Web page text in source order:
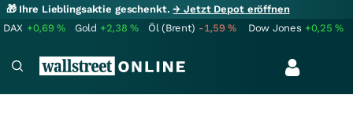
🎁 Ihre Lieblingsaktie geschenkt.→ Jetzt Depot eröffnen
DAX +0,69% Gold +2,38% Öl (Brent) -1,59% Dow Jones +0,25%